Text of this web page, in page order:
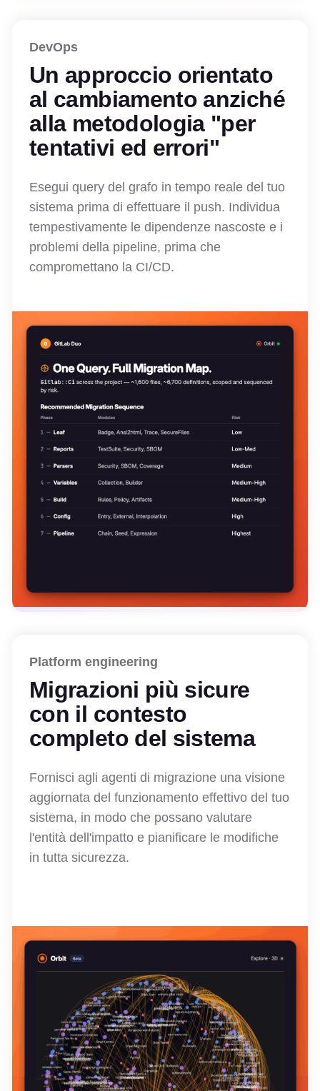
DevOps
Un approccio orientato
al cambiamento anziché
alla metodologia "per
tentativi ed errori"
Esegui query del grafo in tempo reale del tuo
sistema prima di effettuare il push. Individua
tempestivamente le dipendenze nascoste e i
problemi della pipeline, prima che
compromettano la CI/CD.
Platform engineering
Migrazioni più sicure
con il contesto
completo del sistema
Fornisci agli agenti di migrazione una visione
aggiornata del funzionamento effettivo del tuo
sistema, in modo che possano valutare
l'entità dell'impatto e pianificare le modifiche
in tutta sicurezza.